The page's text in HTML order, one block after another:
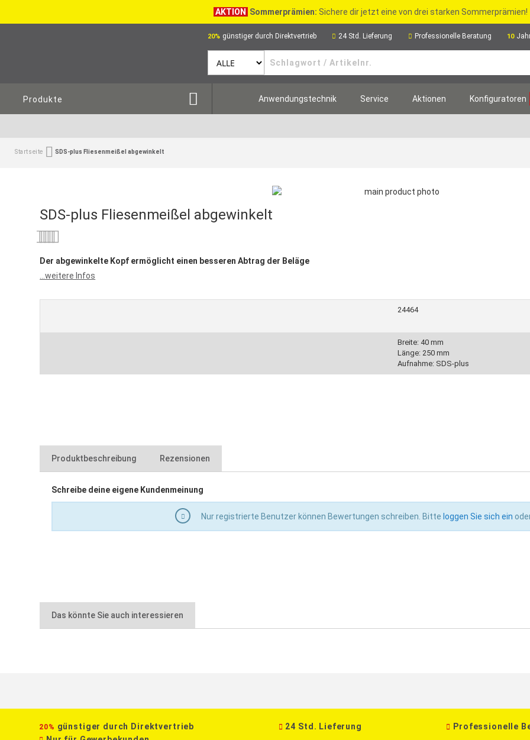
AKTION Sommerprämien: Sichere dir jetzt eine von drei starken Sommerprämien!
20% günstiger durch Direktvertrieb 24 Std. Lieferung Professionelle Beratung 10
Produkte Anwendungstechnik Service Aktionen Konfiguratoren
Startseite SDS-plus Fliesenmeißel abgewinkelt
SDS-plus Fliesenmeißel abgewinkelt
Der abgewinkelte Kopf ermöglicht einen besseren Abtrag der Beläge
...weitere Infos
24464
Breite: 40 mm
Länge: 250 mm
Aufnahme: SDS-plus
Produktbeschreibung
ermöglicht gleichbleibenden, hohen Materialabtrag
abgewinkelter Kopf ermöglicht besseren Abtrag von Belägen
für alle Bohr- und Stemmhammer mit SDS-plus Aufnahme
Rezensionen
Schreibe deine eigene Kundenmeinung
Nur registrierte Benutzer können Bewertungen schreiben. Bitte loggen Sie sich ein
Das könnte Sie auch interessieren
20% günstiger durch Direktvertrieb 24 Std. Lieferung Professionelle